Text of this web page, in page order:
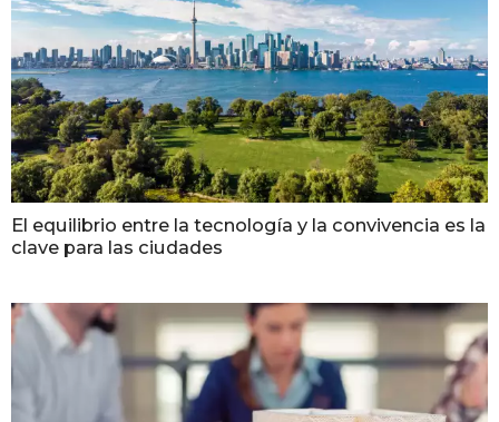
El equilibrio entre la tecnología y la convivencia es la
clave para las ciudades